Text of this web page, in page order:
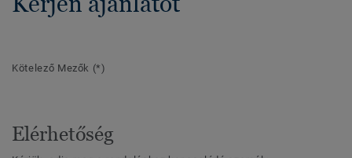
Kötelező Mezők (*)
Elérhetőség